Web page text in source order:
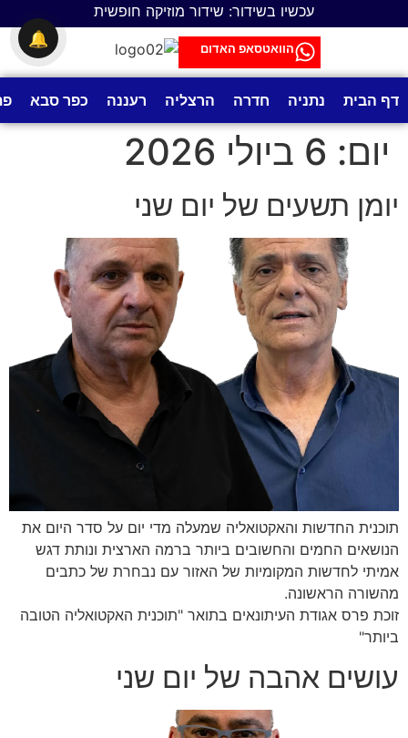
עכשיו בשידור: שידור מוזיקה חופשית
הוואטסאפ האדום
דף הבית נתניה חדרה הרצליה רעננה כפר סבא
יום: 6 ביולי 2026
יומן תשעים של יום שני
תוכנית החדשות והאקטואליה שמעלה מדי יום על סדר היום את
הנושאים החמים והחשובים ביותר ברמה הארצית ונותת דגש
אמיתי לחדשות המקומיות של האזור עם נבחרת של כתבים
מהשורה הראשונה.
זוכת פרס אגודת העיתונאים בתואר "תוכנית האקטואליה הטובה
ביותר"
עושים אהבה של יום שני
🔔